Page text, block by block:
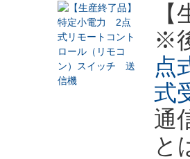
※
点
式
通
と